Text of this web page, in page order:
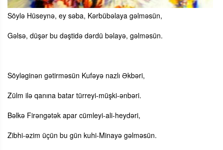
Söylə Hüseynə, ey səba, Kərbübəlaya gəlməsün,
Gəlsə, düşər bu dəştidə dərdü bəlayə, gəlməsün.
Söyləginən gətirməsün Kufəyə nazlı Əkbəri,
Zülm ilə qanına batar türreyi-müşki-ənbəri.
Bəlkə Firəngətək apar cümleyi-ali-heydəri,
Zibhi-əzim üçün bu gün kuhi-Minayə gəlməsün.